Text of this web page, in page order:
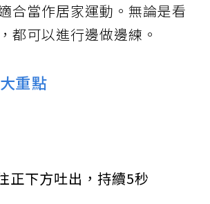
合當作居家運動。無論是看
都可以進行邊做邊練。
重點
正下方吐出，持續5秒